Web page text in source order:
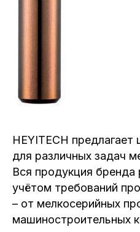
HEYITECH
для различных задач
Вся продукция бренда
учётом требований
– от мелкосерийных
машиностроительных